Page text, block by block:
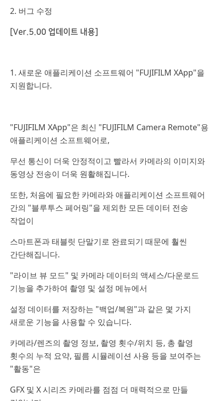
2. 버그 수정
[Ver.5.00 업데이트 내용]
1. 새로운 애플리케이션 소프트웨어 "FUJIFILM XApp"을
지원합니다.
"FUJIFILM XApp"은 최신 "FUJIFILM Camera Remote"용
애플리케이션 소프트웨어로,
무선 통신이 더욱 안정적이고 빨라서 카메라의 이미지와
동영상 전송이 더욱 원활해집니다.
또한, 처음에 필요한 카메라와 애플리케이션 소프트웨어
간의 "블루투스 페어링"을 제외한 모든 데이터 전송
작업이
스마트폰과 태블릿 단말기로 완료되기 때문에 훨씬
간단해집니다.
"라이브 뷰 모드" 및 카메라 데이터의 액세스/다운로드
기능을 추가하여 촬영 및 설정 메뉴에서
설정 데이터를 저장하는 "백업/복원"과 같은 몇 가지
새로운 기능을 사용할 수 있습니다.
카메라/렌즈의 촬영 정보, 촬영 횟수/위치 등, 총 촬영
횟수의 누적 요약, 필름 시뮬레이션 사용 등을 보여주는
"활동"은
GFX 및 X 시리즈 카메라를 점점 더 매력적으로 만들